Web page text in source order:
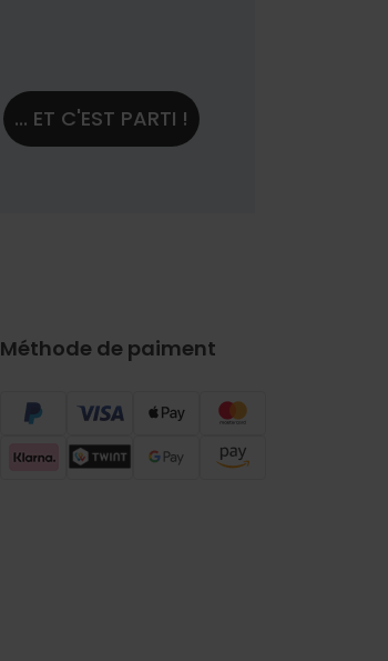
... ET C'EST PARTI !
Méthode de paiment